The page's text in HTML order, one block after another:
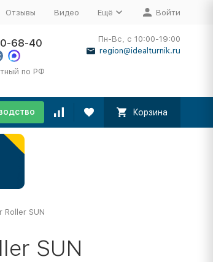
Отзывы Видео Ещё Войти
68-40
по РФ
Пн-Вс, с 10:00-19:00
region@idealturnik.ru
Корзина
Roller SUN
SUN